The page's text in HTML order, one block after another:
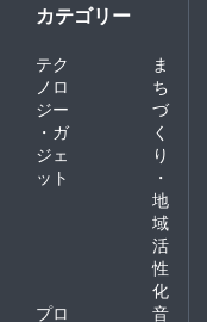
カテゴリー
テク
ノロ
ジー
・ガ
ジェ
ット
ま
ち
づ
く
り
・
地
域
活
性
化
プロ
音